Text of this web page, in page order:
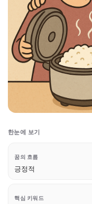
한눈에 보기
꿈의 흐름
긍정적
핵심 키워드